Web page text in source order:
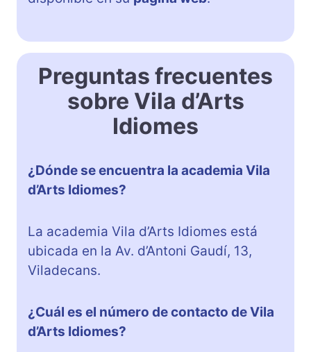
Preguntas frecuentes
sobre Vila d’Arts
Idiomes
¿Dónde se encuentra la academia Vila
d’Arts Idiomes?
La academia Vila d’Arts Idiomes está
ubicada en la Av. d’Antoni Gaudí, 13,
Viladecans.
¿Cuál es el número de contacto de Vila
d’Arts Idiomes?